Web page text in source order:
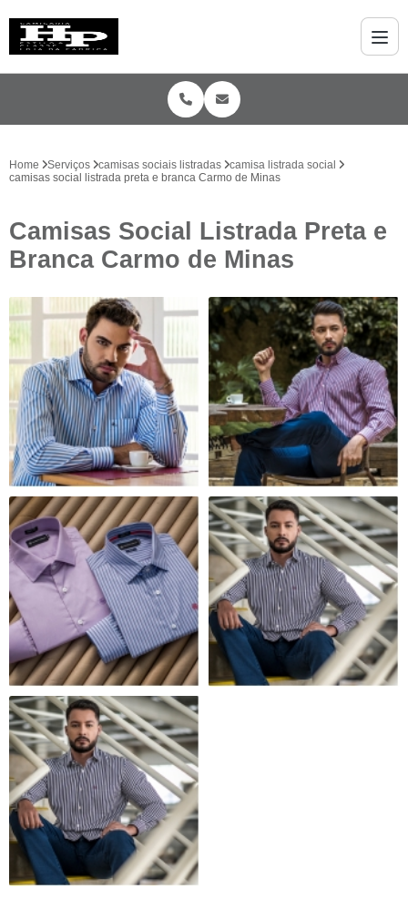
Home Serviços camisas sociais listradas
camisa listrada social
camisas social listrada preta e branca Carmo de Minas
Camisas Social Listrada Preta e
Branca Carmo de Minas